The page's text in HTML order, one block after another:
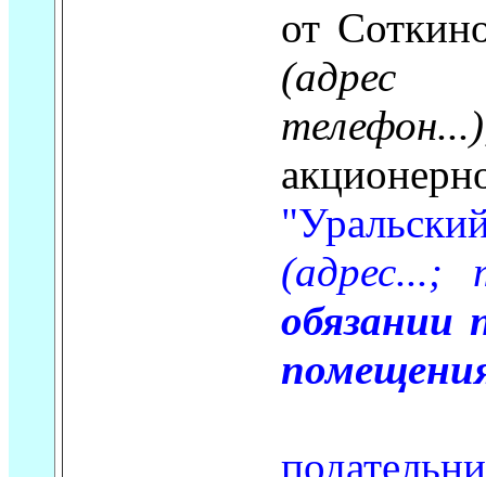
от
(адрес
телефон...)
(адрес...;
обязании